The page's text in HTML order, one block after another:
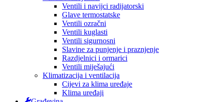
Ventili i navijci radijatorski
Glave termostatske
Ventili ozračni
Ventili kuglasti
Ventili sigurnosni
Slavine za punjenje i praznjenje
Razdjelnici i ormarici
Ventili miješajući
Klimatizacija i ventilacija
Cijevi za klima uređaje
Klima uređaji